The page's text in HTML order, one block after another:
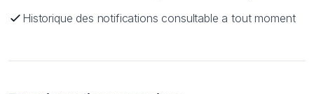
Historique des notifications consultable a tout moment